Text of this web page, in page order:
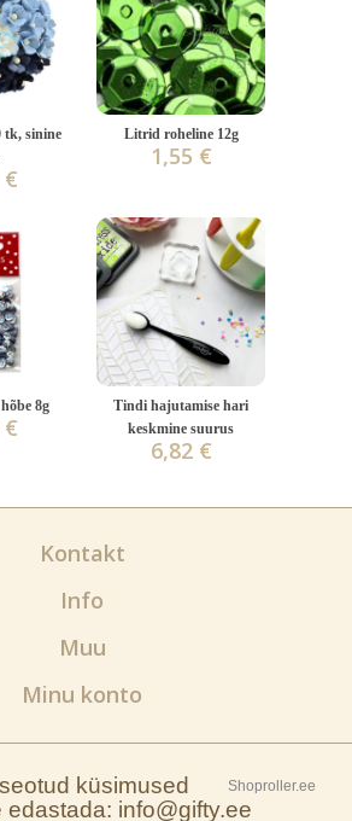
tk, sinine
€
Litrid roheline 12g
1,55 €
8g
€
Tindi hajutamise hari
keskmine suurus
6,82 €
Kontakt
Info
Muu
Minu konto
Shoproller.ee
küsimused
edastada: info@gifty.ee